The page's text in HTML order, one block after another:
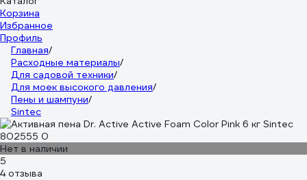
Корзина
Избранное
Профиль
Главная/
Расходные материалы/
Для садовой техники/
Для моек высокого давления/
Пены и шампуни/
Sintec
Нет в наличии
5
4 отзыва